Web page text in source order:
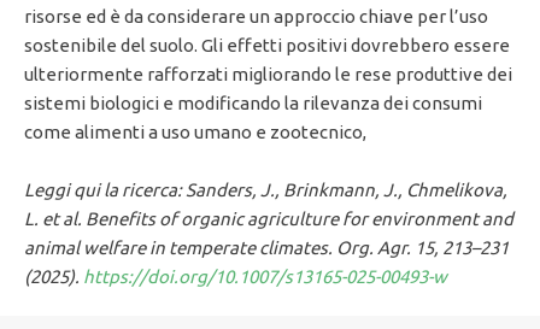
risorse ed è da considerare un approccio chiave per l’uso
sostenibile del suolo. Gli effetti positivi dovrebbero essere
ulteriormente rafforzati migliorando le rese produttive dei
sistemi biologici e modificando la rilevanza dei consumi
come alimenti a uso umano e zootecnico,
Leggi qui la ricerca: Sanders, J., Brinkmann, J., Chmelikova,
L. et al. Benefits of organic agriculture for environment and
animal welfare in temperate climates. Org. Agr. 15, 213–231
(2025). https://doi.org/10.1007/s13165-025-00493-w